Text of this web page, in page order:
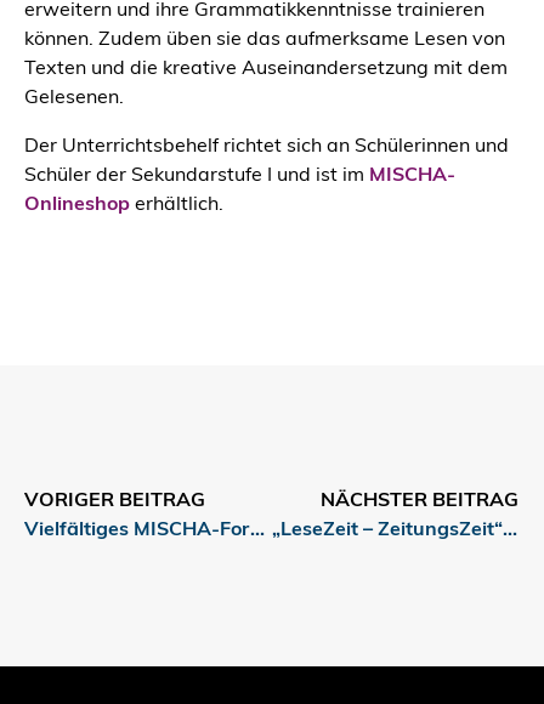
erweitern und ihre Grammatikkenntnisse trainieren
können. Zudem üben sie das aufmerksame Lesen von
Texten und die kreative Auseinandersetzung mit dem
Gelesenen.
Der Unterrichtsbehelf richtet sich an Schülerinnen und
Schüler der Sekundarstufe I und ist im MISCHA-
Onlineshop erhältlich.
VORIGER BEITRAG
Vielfältiges MISCHA-Fortbildungsangebot für Lehrkräfte
NÄCHSTER BEITRAG
„LeseZeit – ZeitungsZeit“: Lesetraining für Schülerinnen und Schüler der Sekundarstufe I